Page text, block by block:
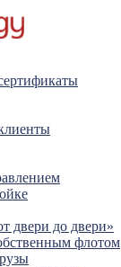
двери до двери»
флотом